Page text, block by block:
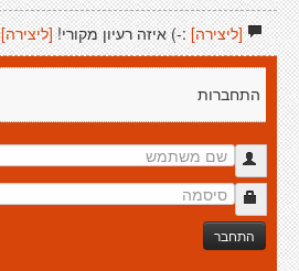
[ליצירה]:-) איזה רעיון מקורי! [ליצירה]
התחברות
התחבר